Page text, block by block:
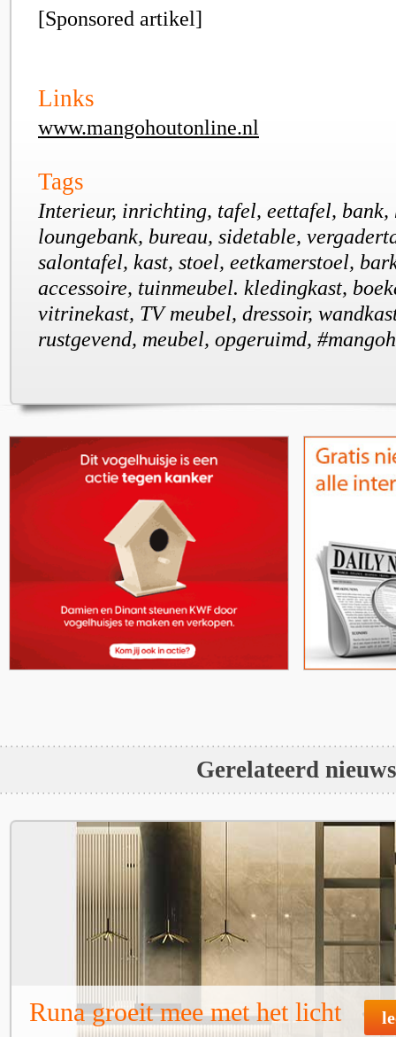
[Sponsored artikel]
Links
www.mangohoutonline.nl
Tags
Interieur, inrichting, tafel, eettafel, bank,
loungebank, bureau, sidetable,
salontafel, kast, stoel, eetkamerstoel,
accessoire, tuinmeubel. kledingkast,
vitrinekast, TV meubel, dressoir,
rustgevend, meubel, opgeruimd,
Gerelateerd nieuws
Runa groeit mee met het licht